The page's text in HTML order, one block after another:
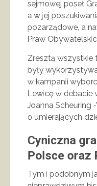
sejmowej poseł
a w jej
pozarządowe, a
Praw
Zresztą wszystkie
były
w kampanii
Lewicę w debacie
Joanna Scheuring
o umierających
Cyniczna
Polsce oraz
Tym i podobnym